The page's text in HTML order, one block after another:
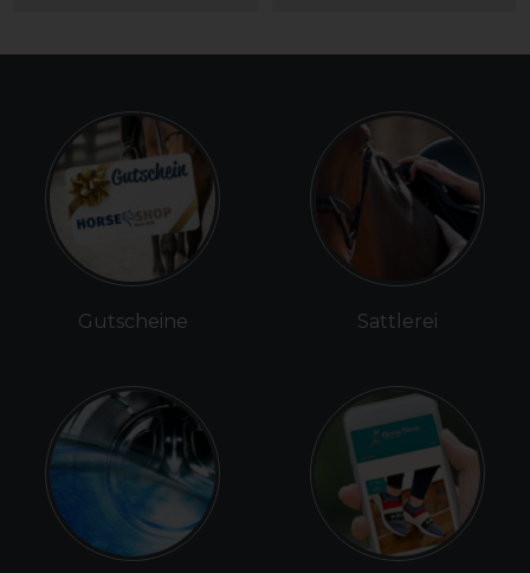
Gutscheine Sattlerei